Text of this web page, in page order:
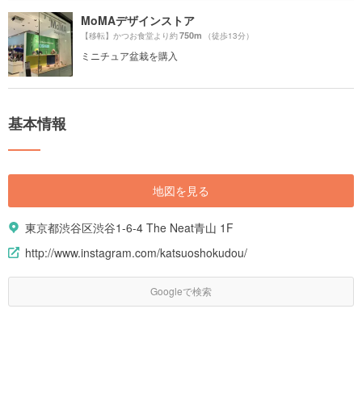
MoMAデザインストア
【移転】かつお食堂より約750m （徒歩13分）
ミニチュア盆栽を購入
基本情報
地図を見る
東京都渋谷区渋谷1-6-4 The Neat青山 1F
http://www.instagram.com/katsuoshokudou/
Googleで検索